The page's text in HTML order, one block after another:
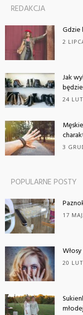
REDAKCJA
Gdzie
2
Jak
24
3
POPULARNE POSTY
17
20